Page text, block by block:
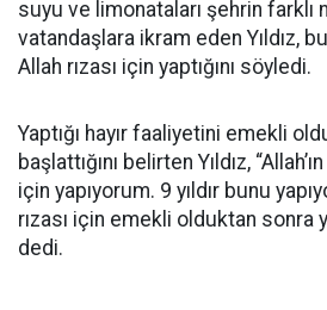
suyu ve limonataları şehrin farklı
vatandaşlara ikram eden Yıldız,
Allah rızası için yaptığını söyledi.
Yaptığı hayır faaliyetini emekli
başlattığını belirten Yıldız,
için yapıyorum. 9 yıldır bunu
rızası için emekli olduktan sonra
dedi.